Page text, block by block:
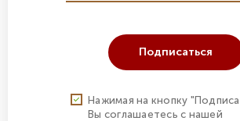
Подписаться
Нажимая на кнопку
Вы соглашаетесь с нашей